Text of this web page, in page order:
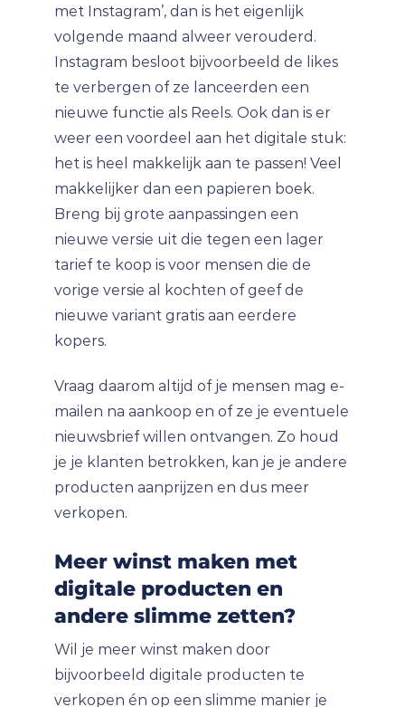
met Instagram’, dan is het eigenlijk
volgende maand alweer verouderd.
Instagram besloot bijvoorbeeld de likes
te verbergen of ze lanceerden een
nieuwe functie als Reels. Ook dan is er
weer een voordeel aan het digitale stuk:
het is heel makkelijk aan te passen! Veel
makkelijker dan een papieren boek.
Breng bij grote aanpassingen een
nieuwe versie uit die tegen een lager
tarief te koop is voor mensen die de
vorige versie al kochten of geef de
nieuwe variant gratis aan eerdere
kopers.
Vraag daarom altijd of je mensen mag e-
mailen na aankoop en of ze je eventuele
nieuwsbrief willen ontvangen. Zo houd
je je klanten betrokken, kan je je andere
producten aanprijzen en dus meer
verkopen.
Meer winst maken met
digitale producten en
andere slimme zetten?
Wil je meer winst maken door
bijvoorbeeld digitale producten te
verkopen én op een slimme manier je